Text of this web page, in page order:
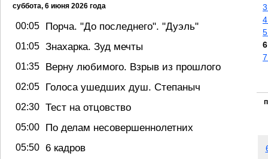
суббота, 6 июня 2026 года
00:05 Порча. "До последнего". "Дуэль"
01:05 Знахарка. Зуд мечты
01:35 Верну любимого. Взрыв из прошлого
02:05 Голоса ушедших душ. Степаныч
02:30 Тест на отцовство
05:00 По делам несовершеннолетних
05:50 6 кадров